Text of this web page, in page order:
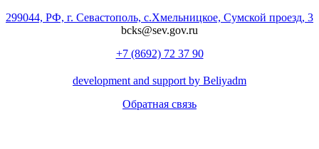
299044, РФ, г. Севастополь, с.Хмельницкое, Сумской проезд, 3
bcks@sev.gov.ru
+7 (8692) 72 37 90
development and support by Beliyadm
Обратная связь